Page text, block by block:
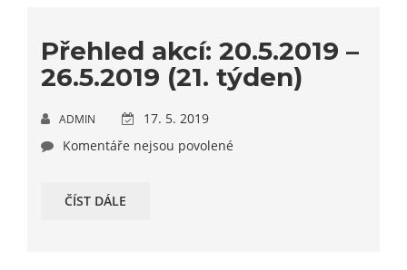
Přehled akcí: 20.5.2019 –
26.5.2019 (21. týden)
ADMIN
17. 5. 2019
Komentáře nejsou povolené
ČÍST DÁLE